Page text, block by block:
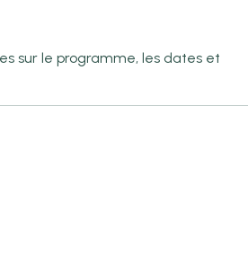
sur le programme, les dates et